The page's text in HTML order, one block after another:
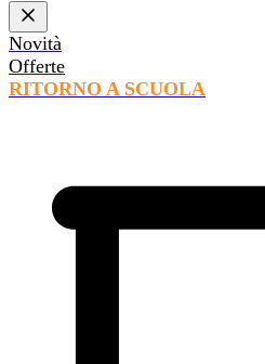
Novità
Offerte
RITORNO A SCUOLA